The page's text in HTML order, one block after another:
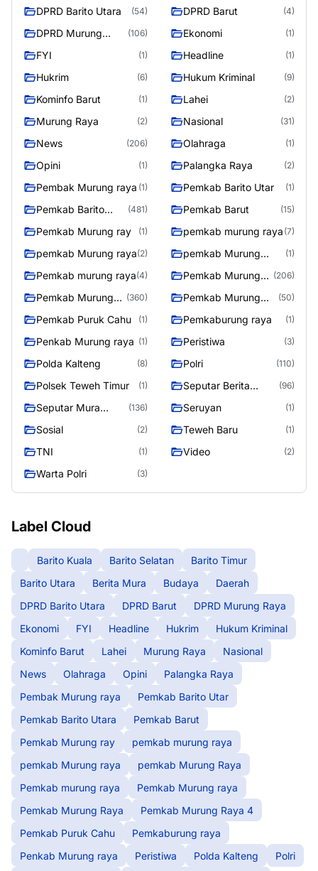
DPRD Barito Utara (54) DPRD Barut (4)
DPRD Murung
(106) Ekonomi (1)
FYI (1) Headline (1)
Hukrim (6) Hukum Kriminal (9)
Kominfo Barut (1) Lahei (2)
Murung Raya (2) Nasional (31)
News (206) Olahraga (1)
Opini (1) Palangka Raya (2)
Pembak Murung raya (1) Pemkab Barito Utar (1)
Pemkab Barito
(481) Pemkab Barut (15)
Pemkab Murung ray (1) pemkab murung raya (7)
pemkab Murung raya(2)
pemkab Murung
(1)
Pemkab murung raya(4)
Pemkab Murung
(206)
Pemkab Murung
(360)
Pemkab Murung
(50)
Pemkab Puruk Cahu (1) Pemkaburung raya (1)
Penkab Murung raya (1) Peristiwa (3)
Polda Kalteng (8) Polri (110)
Polsek Teweh Timur (1)
Seputar Berita
(96)
Seputar Mura
(136) Seruyan (1)
Sosial (2) Teweh Baru (1)
TNI (1) Video (2)
Warta Polri (3)
Label Cloud
Barito Kuala Barito Selatan
Barito Timur
Barito Utara
Berita Mura Budaya
Daerah
DPRD Barito Utara
DPRD Barut
DPRD Murung Raya
Ekonomi
FYI Headline Hukrim
Hukum Kriminal
Kominfo Barut
Lahei Murung Raya
Nasional
News
Olahraga Opini
Palangka Raya
Pembak Murung raya
Pemkab Barito Utar
Pemkab Barito Utara
Pemkab Barut
Pemkab Murung ray
pemkab murung raya
pemkab Murung raya
pemkab Murung Raya
Pemkab murung raya
Pemkab Murung raya
Pemkab Murung Raya
Pemkab Murung Raya 4
Pemkab Puruk Cahu
Pemkaburung raya
Penkab Murung raya
Peristiwa Polda Kalteng
Polri